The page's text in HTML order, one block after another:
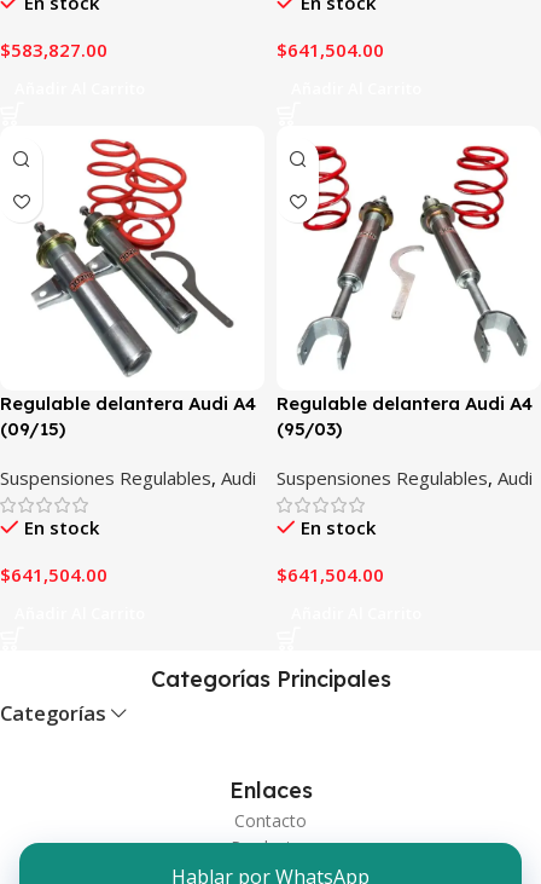
$583,827.00
$641,504.00
Regulable delantera Audi A4
(09/15)
Suspensiones Regulables, Audi
En stock
$641,504.00
Regulable delantera Audi A4
(95/03)
Suspensiones Regulables, Audi
En stock
$641,504.00
Categorías Principales
Categorías
Enlaces
Contacto
Productos
Hablar por WhatsApp